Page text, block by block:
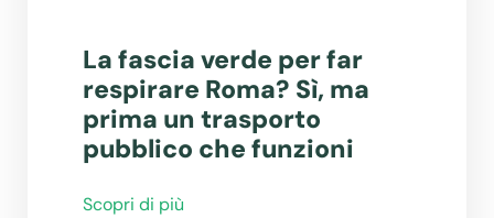
La fascia verde per far
respirare Roma? Sì, ma
prima un trasporto
pubblico che funzioni
Scopri di più